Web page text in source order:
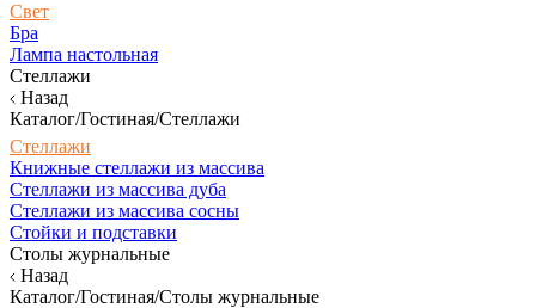
Свет
Бра
Лампа настольная
Стеллажи
Назад
Каталог/Гостиная/Стеллажи
Стеллажи
Книжные стеллажи из массива
Стеллажи из массива дуба
Стеллажи из массива сосны
Стойки и подставки
Столы журнальные
Назад
Каталог/Гостиная/Столы журнальные